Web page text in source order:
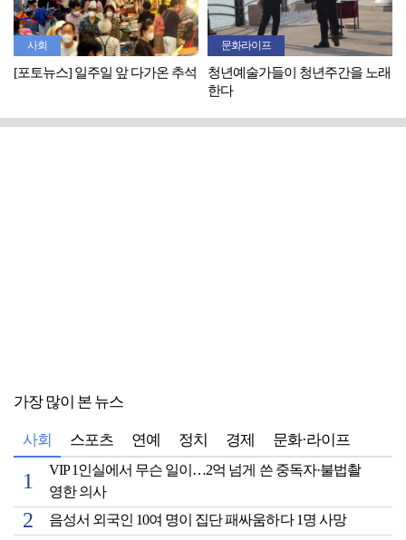
사회
[포토뉴스] 일주일 앞 다가온 추석
문화라이프
청년예술가들이 청년주간을 노래
한다
가장 많이 본 뉴스
사회 스포츠 연예 정치 경제 문화·라이프
VIP 1인실에서 무슨 일이…2억 넘게 쓴 중독자·불법촬
영한 의사
음성서 외국인 10여 명이 집단 패싸움하다 1명 사망